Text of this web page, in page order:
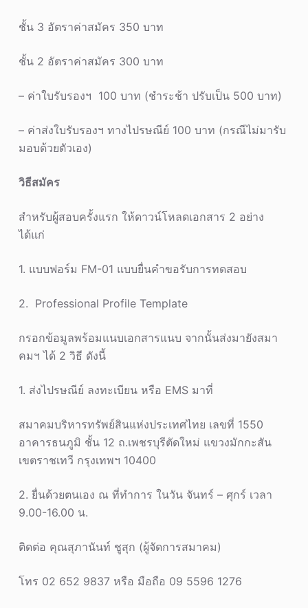
ชั้น 3 อัตราค่าสมัคร 350 บาท
ชั้น 2 อัตราค่าสมัคร 300 บาท
– ค่าใบรับรองฯ 100 บาท (ชำระช้า ปรับเป็น 500 บาท)
– ค่าส่งใบรับรองฯ ทางไปรษณีย์ 100 บาท (กรณีไม่มารับ
มอบด้วยตัวเอง)
วิธีสมัคร
สำหรับผู้สอบครั้งแรก ให้ดาวน์โหลดเอกสาร 2 อย่าง
ได้แก่
1. แบบฟอร์ม FM-01 แบบยื่นคำขอรับการทดสอบ
2. Professional Profile Template
กรอกข้อมูลพร้อมแนบเอกสารแนบ จากนั้นส่งมายังสมา
คมฯ ได้ 2 วิธี ดังนี้
1. ส่งไปรษณีย์ ลงทะเบียน หรือ EMS มาที่
สมาคมบริหารทรัพย์สินแห่งประเทศไทย เลขที่ 1550
อาคารธนภูมิ ชั้น 12 ถ.เพชรบุรีตัดใหม่ แขวงมักกะสัน
เขตราชเทวี กรุงเทพฯ 10400
2. ยื่นด้วยตนเอง ณ ที่ทำการ ในวัน จันทร์ – ศุกร์ เวลา
9.00-16.00 น.
ติดต่อ คุณสุภานันท์ ชูสุก (ผู้จัดการสมาคม)
โทร 02 652 9837 หรือ มือถือ 09 5596 1276